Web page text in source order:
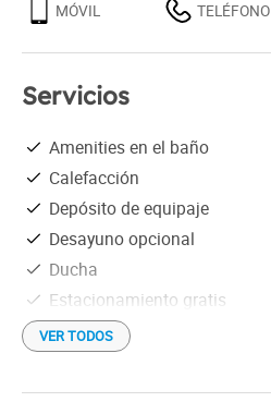
MÓVIL TELÉFONO
Servicios
Amenities en el baño
Calefacción
Depósito de equipaje
Desayuno opcional
Ducha
Estacionamiento gratis
Información turística
Servicio de despertador
Servicio de limpieza
VER TODOS